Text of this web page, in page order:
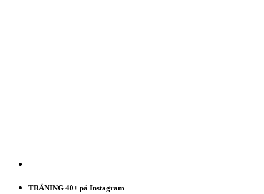
TRÄNING 40+ på Instagram